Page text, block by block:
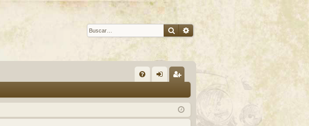
BuscarBúsqueda avanzada
Q nti
fic
ist
ra